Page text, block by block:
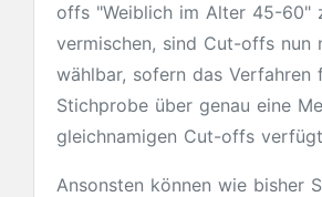
offs "Weiblich im Alter 45-60"
vermischen, sind Cut-offs nun
wählbar, sofern das Verfahren
Stichprobe über genau eine
gleichnamigen Cut-offs
Ansonsten können wie bisher